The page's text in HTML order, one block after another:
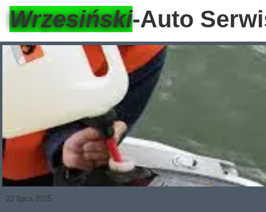
22 lipca 2025
Wrzesiński-Auto